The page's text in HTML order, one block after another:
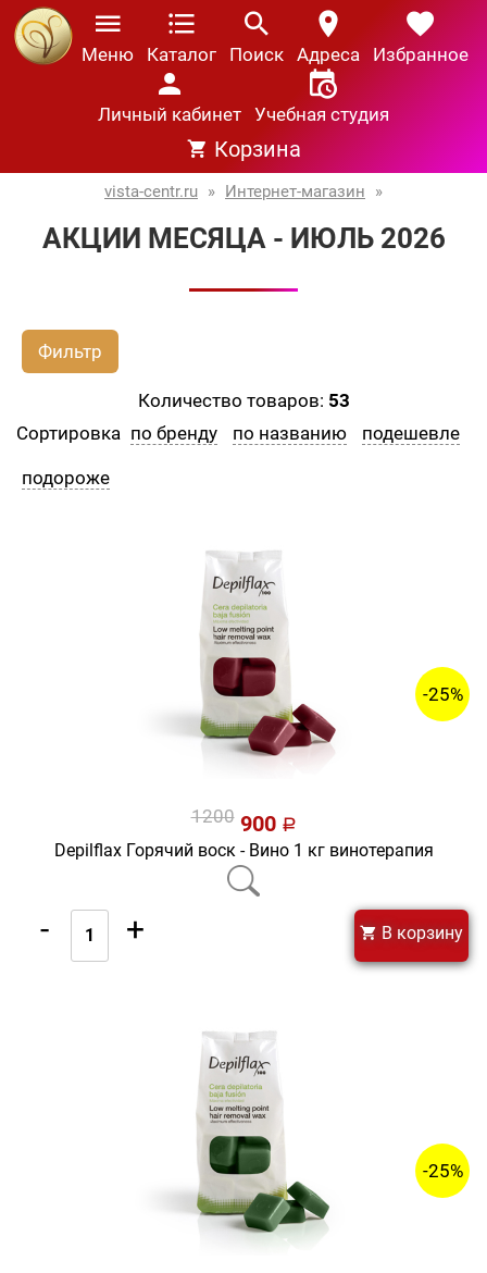
Меню Каталог Поиск Адреса Избранное
Личный кабинет Учебная студия
Корзина
vista-centr.ru » Интернет-магазин »
АКЦИИ МЕСЯЦА - ИЮЛЬ 2026
Фильтр
Количество товаров: 53
Сортировка по бренду по названию подешевле
подороже
-25%
1200900 a
Depilflax Горячий воск - Вино 1 кг винотерапия
- + В корзину
-25%